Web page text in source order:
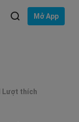
Mở App
Lượt thích